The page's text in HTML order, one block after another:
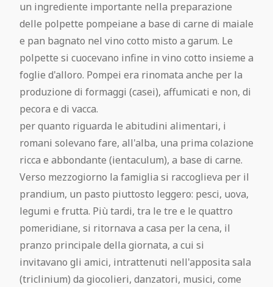
un ingrediente importante nella preparazione
delle polpette pompeiane a base di carne di maiale
e pan bagnato nel vino cotto misto a garum. Le
polpette si cuocevano infine in vino cotto insieme a
foglie d'alloro. Pompei era rinomata anche per la
produzione di formaggi (casei), affumicati e non, di
pecora e di vacca.
per quanto riguarda le abitudini alimentari, i
romani solevano fare, all'alba, una prima colazione
ricca e abbondante (ientaculum), a base di carne.
Verso mezzogiorno la famiglia si raccoglieva per il
prandium, un pasto piuttosto leggero: pesci, uova,
legumi e frutta. Più tardi, tra le tre e le quattro
pomeridiane, si ritornava a casa per la cena, il
pranzo principale della giornata, a cui si
invitavano gli amici, intrattenuti nell'apposita sala
(triclinium) da giocolieri, danzatori, musici, come